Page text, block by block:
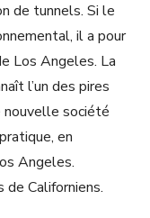
de tunnels. Si le
il a pour
Los Angeles. La
l’un des pires
nouvelle société
en
Angeles.
Californiens.